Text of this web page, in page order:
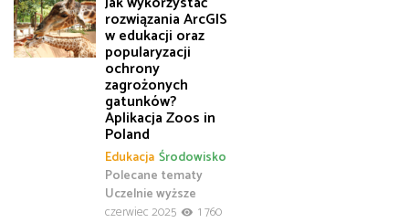
rozwiązania ArcGIS
w edukacji oraz
popularyzacji
ochrony
zagrożonych
gatunków?
Aplikacja Zoos in
Poland
Edukacja
Polecane tematy
Środowisko
Uczelnie wyższe
czerwiec 2025
1 760